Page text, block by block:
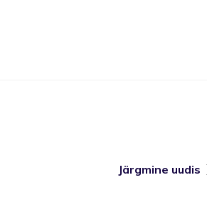
Järgmine uudis